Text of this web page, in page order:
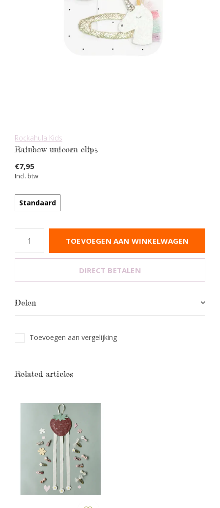
Rockahula Kids
Rainbow unicorn clips
€7,95
Incl. btw
Standaard
TOEVOEGEN AAN WINKELWAGEN
DIRECT BETALEN
Delen
Toevoegen aan vergelijking
Related articles